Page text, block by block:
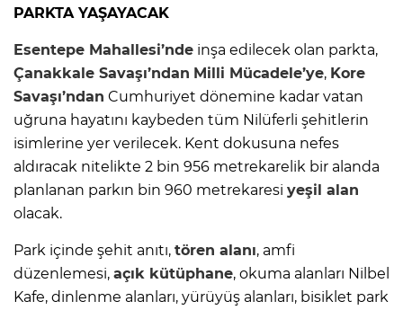
PARKTA YAŞAYACAK
Esentepe Mahallesi’nde inşa edilecek olan parkta,
Çanakkale Savaşı’ndan Milli Mücadele’ye, Kore
Savaşı’ndan Cumhuriyet dönemine kadar vatan
uğruna hayatını kaybeden tüm Nilüferli şehitlerin
isimlerine yer verilecek. Kent dokusuna nefes
aldıracak nitelikte 2 bin 956 metrekarelik bir alanda
planlanan parkın bin 960 metrekaresi yeşil alan
olacak.
Park içinde şehit anıtı, tören alanı, amfi
düzenlemesi, açık kütüphane, okuma alanları Nilbel
Kafe, dinlenme alanları, yürüyüş alanları, bisiklet park